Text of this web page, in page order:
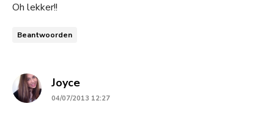
Oh lekker!!
Beantwoorden
Joycesays:
04/07/2013 12:27